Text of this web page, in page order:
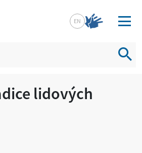
EN
lidových